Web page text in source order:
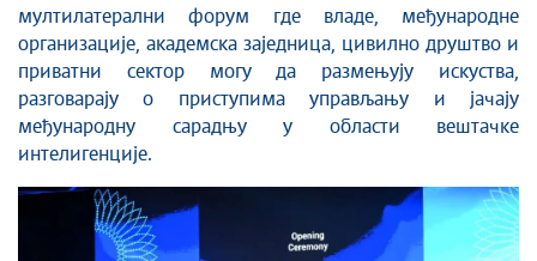
мултилатерални форум где владе, међународне
организације, академска заједница, цивилно друштво и
приватни сектор могу да размењују искуства,
разговарају о приступима управљању и јачају
међународну сарадњу у области вештачке
интелигенције.